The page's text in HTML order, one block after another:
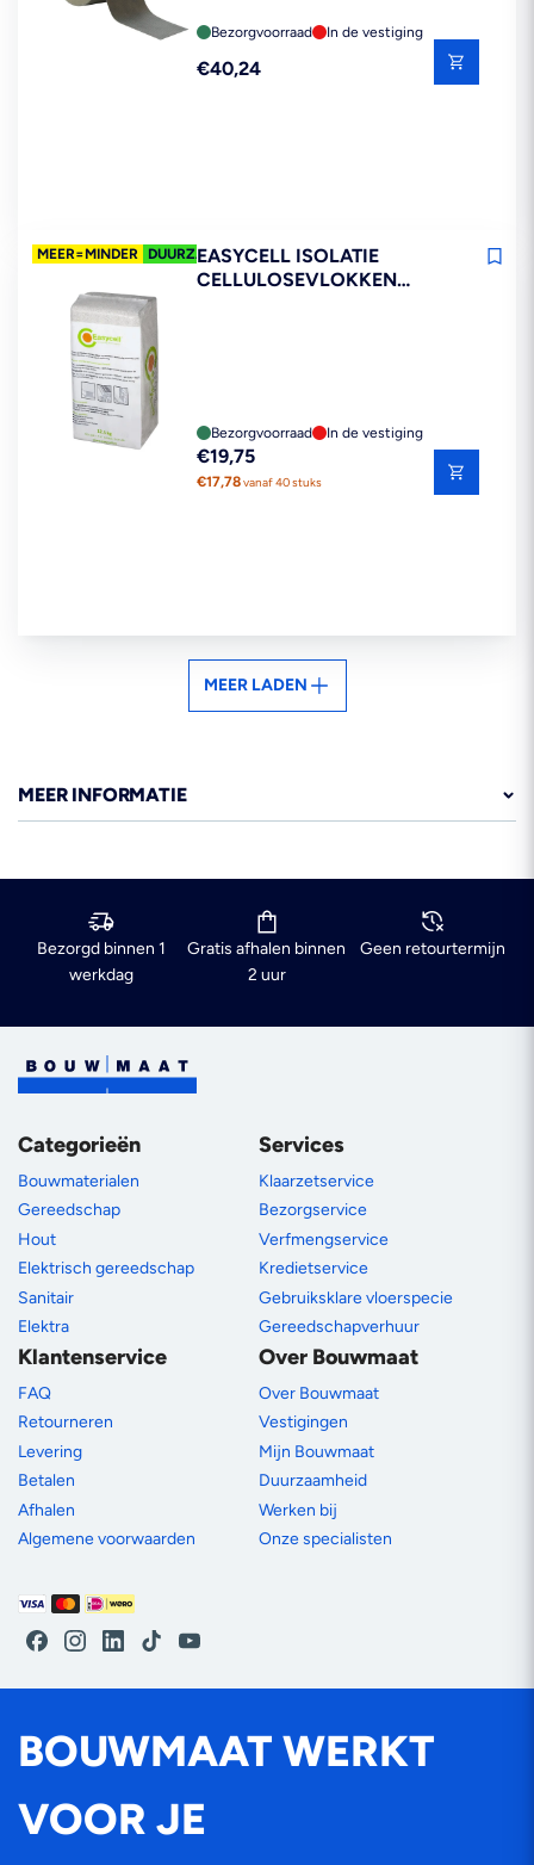
Bezorgvoorraad In de vestiging
Reguliere
€40,24
MEER=MINDER DUURZAAMEASYCELL ISOLATIE
CELLULOSEVLOKKEN
Bezorgvoorraad In de vestiging
Reguliere
prijs
€19,75
€17,78vanaf 40 stuks
MEER LADEN
MEER INFORMATIE
Bezorgd binnen 1
werkdag
Gratis afhalen binnen
2 uur
Geen retourtermijn
Categorieën
Bouwmaterialen
Gereedschap
Hout
Elektrisch gereedschap
Sanitair
Elektra
Services
Klaarzetservice
Bezorgservice
Verfmengservice
Kredietservice
Gebruiksklare vloerspecie
Gereedschapverhuur
Klantenservice
FAQ
Retourneren
Levering
Betalen
Afhalen
Algemene voorwaarden
Over Bouwmaat
Over Bouwmaat
Vestigingen
Mijn Bouwmaat
Duurzaamheid
Werken bij
Onze specialisten
Betaalmethoden
FacebookInstagram
LinkedInTikTokYouTube
BOUWMAAT WERKT
VOOR JE